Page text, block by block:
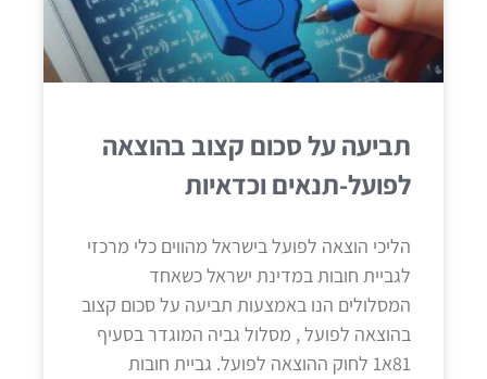
תביעה על סכום קצוב בהוצאה
לפועל-תנאים וכדאיות
הליכי הוצאה לפועל בישראל מהווים כלי מרכזי
לגביית חובות במדינת ישראל כשאחד
המסלולים הנו באמצעות תביעה על סכום קצוב
בהוצאה לפועל , מסלול גביה המוגדר בסעיף
81א1 לחוק ההוצאה לפועל. גביית חובות